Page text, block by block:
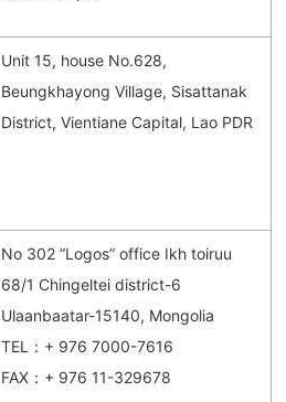
Unit 15, house No.628,
Beungkhayong Village, Sisattanak
District, Vientiane Capital, Lao PDR
No 302 “Logos” office Ikh toiruu
68/1 Chingeltei district-6
Ulaanbaatar-15140, Mongolia
TEL：+ 976 7000-7616
FAX：+ 976 11-329678